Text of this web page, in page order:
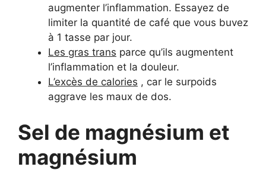
augmenter l’inflammation. Essayez de
limiter la quantité de café que vous buvez
à 1 tasse par jour.
Les gras trans parce qu’ils augmentent
l’inflammation et la douleur.
L’excès de calories , car le surpoids
aggrave les maux de dos.
Sel de magnésium et
magnésium